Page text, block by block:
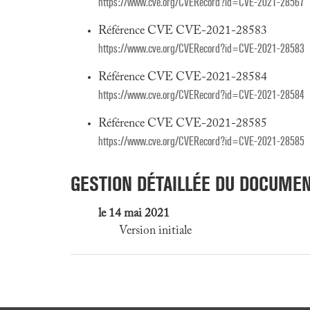
Référence CVE CVE-2021-28583
https://www.cve.org/CVERecord?id=CVE-2021-28583
Référence CVE CVE-2021-28584
https://www.cve.org/CVERecord?id=CVE-2021-28584
Référence CVE CVE-2021-28585
https://www.cve.org/CVERecord?id=CVE-2021-28585
GESTION DÉTAILLÉE DU
le 14 mai 2021
Version initiale